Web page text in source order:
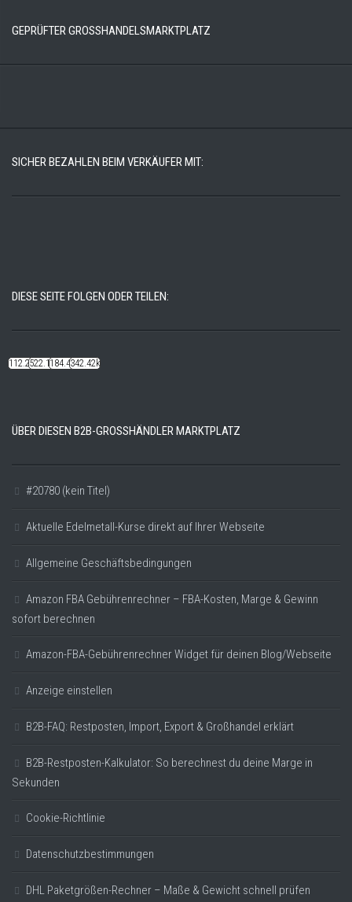
GEPRÜFTER GROSSHANDELSMARKTPLATZ
SICHER BEZAHLEN BEIM VERKÄUFER MIT:
DIESE SEITE FOLGEN ODER TEILEN:
112.22k522.14k184.48k342.42k
ÜBER DIESEN B2B-GROSSHÄNDLER MARKTPLATZ
#20780 (kein Titel)
Aktuelle Edelmetall-Kurse direkt auf Ihrer Webseite
Allgemeine Geschäftsbedingungen
Amazon FBA Gebührenrechner – FBA-Kosten, Marge & Gewinn
sofort berechnen
Amazon-FBA-Gebührenrechner Widget für deinen Blog/Webseite
Anzeige einstellen
B2B-FAQ: Restposten, Import, Export & Großhandel erklärt
B2B-Restposten-Kalkulator: So berechnest du deine Marge in
Sekunden
Cookie-Richtlinie
Datenschutzbestimmungen
DHL Paketgrößen-Rechner – Maße & Gewicht schnell prüfen